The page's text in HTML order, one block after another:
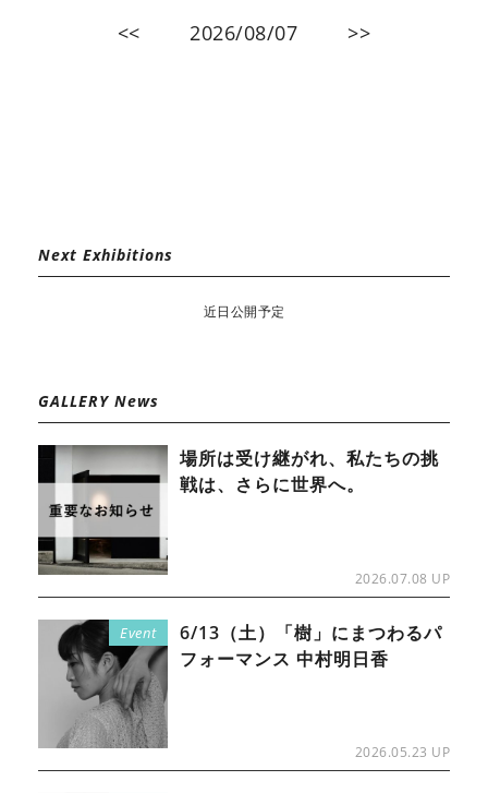
<< 2026/08/07 >>
Next Exhibitions
近日公開予定
GALLERY News
場所は受け継がれ、私たちの挑
戦は、さらに世界へ。
2026.07.08 UP
Event
6/13（土）「樹」にまつわるパ
フォーマンス 中村明日香
2026.05.23 UP